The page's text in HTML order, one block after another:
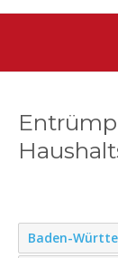
>
Baden-